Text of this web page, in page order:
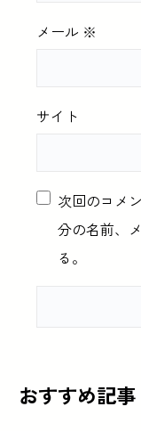
メール ※
サイト
次回のコメ
分の名前、
る。
おすすめ記事